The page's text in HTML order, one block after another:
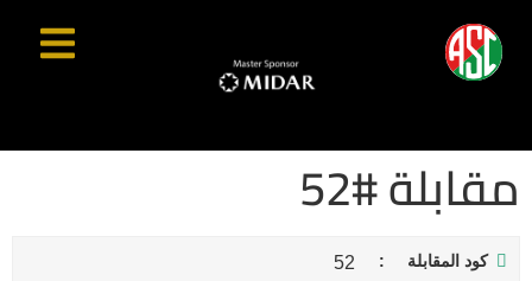
مقابلة #52
كود المقابلة 52